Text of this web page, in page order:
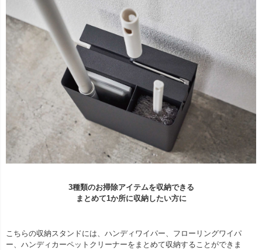
3種類のお掃除アイテムを収納できる
まとめて1か所に収納したい方に
こちらの収納スタンドには、ハンディワイパー、フローリングワイパ
ー、ハンディカーペットクリーナーをまとめて収納することができま